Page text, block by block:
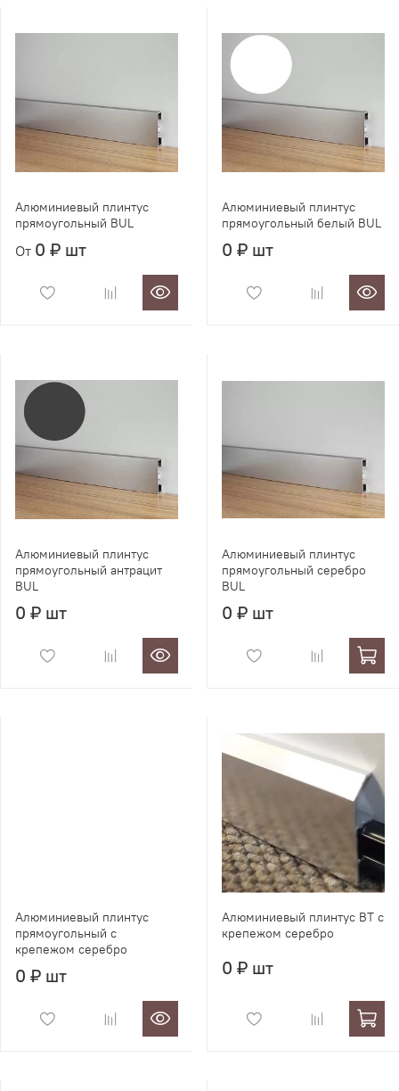
Алюминиевый плинтус
прямоугольный BUL
От 0 ₽ шт
Алюминиевый плинтус
прямоугольный белый BUL
0 ₽ шт
Алюминиевый плинтус
прямоугольный антрацит
BUL
0 ₽ шт
Алюминиевый плинтус
прямоугольный серебро
BUL
0 ₽ шт
Алюминиевый плинтус
прямоугольный с
крепежом серебро
0 ₽ шт
Алюминиевый плинтус BT с
крепежом серебро
0 ₽ шт